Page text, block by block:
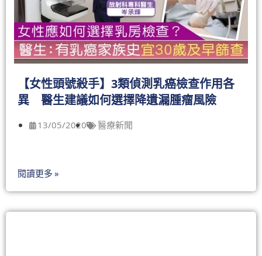
【女性頭號殺手】3類偵測乳癌檢查作用各
異 醫生建議如何選擇降遺漏腫瘤風險
13/05/2020 醫療新聞
閱讀更多 »